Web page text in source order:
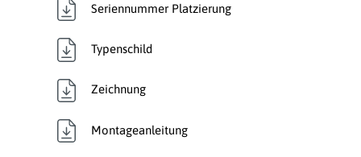
Seriennummer Platzierung
Typenschild
Zeichnung
Montageanleitung